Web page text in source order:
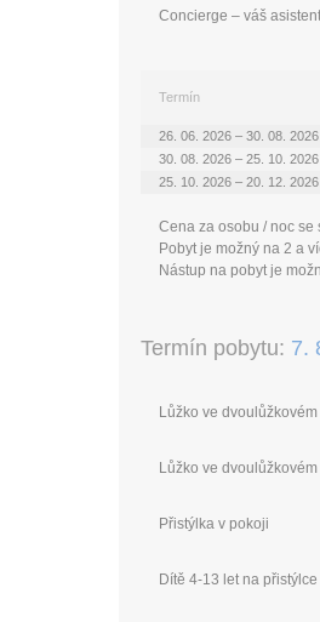
Concierge – váš
Termín
26. 06. 2026 – 30. 08. 2026
30. 08. 2026 – 25. 10. 2026
25. 10. 2026 – 20. 12. 2026
Cena za osobu / noc se
Pobyt je možný na 2 a
Nástup na pobyt je
Termín pobytu: 7.
Lůžko ve
Lůžko ve
Přistýlka v pokoji
Dítě 4-13 let na